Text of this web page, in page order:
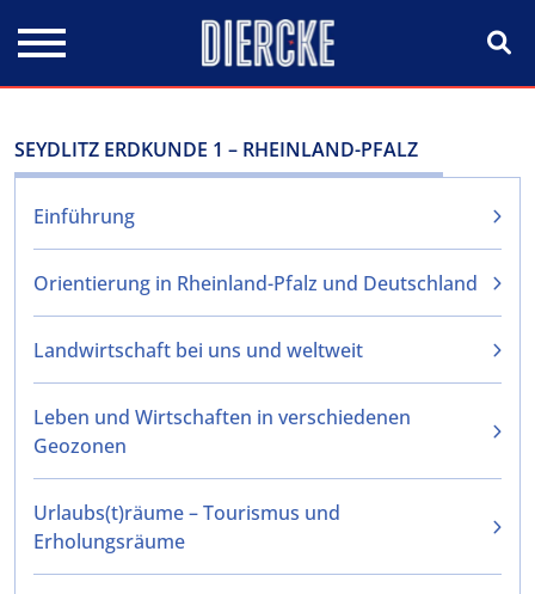
SEYDLITZ ERDKUNDE 1 – RHEINLAND-PFALZ
Einführung
Orientierung in Rheinland-Pfalz und Deutschland
Landwirtschaft bei uns und weltweit
Leben und Wirtschaften in verschiedenen
Geozonen
Urlaubs(t)räume – Tourismus und
Erholungsräume